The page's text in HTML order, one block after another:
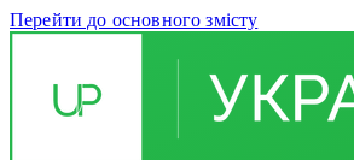
Перейти до основного змісту